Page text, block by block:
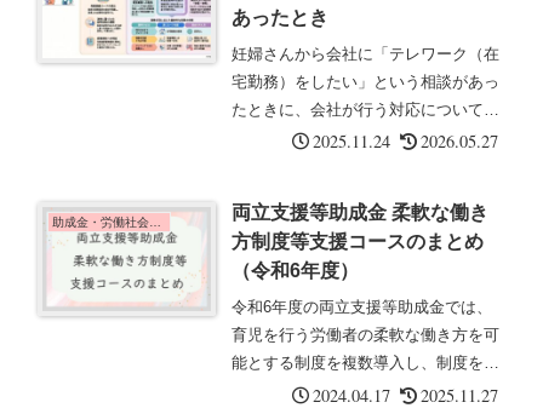
あったとき
妊婦さんから会社に「テレワーク（在
宅勤務）をしたい」という相談があっ
たときに、会社が行う対応について社
労士目線で解説します。法律では、産
は、産前休業をさせなければなりませ
ん...
2025.11.24 2026.05.27
助成金・労働社会保険
両立支援等助成金 柔軟な働き
方制度等支援コースのまとめ
（令和6年度）
令和6年度の両立支援等助成金では、
育児を行う労働者の柔軟な働き方を可
能とする制度を複数導入し、制度を利
用した労働者に対する支援を行った場
2024.04.17 2025.11.27